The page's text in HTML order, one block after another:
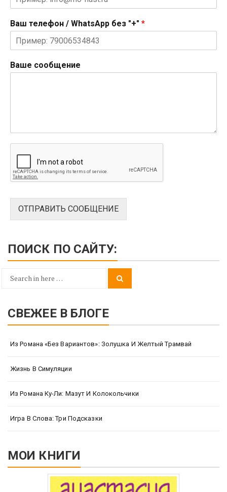
Ваш телефон / WhatsApp без "+" *
Ваше сообщение
ОТПРАВИТЬ СООБЩЕНИЕ
ПОИСК ПО САЙТУ:
Search
СВЕЖЕЕ В БЛОГЕ
Из Романа «Без Вариантов»: Золушка И Желтый Трамвай
Жизнь В Симуляции
Из Романа Ку-Ли: Мазут И Колокольчики
Игра В Слова: Три Подсказки
МОИ КНИГИ